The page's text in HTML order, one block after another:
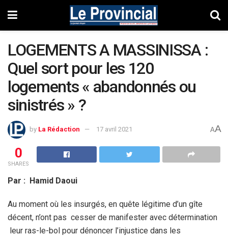
LOGEMENTS A MASSINISSA :
Quel sort pour les 120
logements « abandonnés ou
sinistrés » ?
by La Rédaction 17 avril 2021 AA
0
SHARES
Par : Hamid Daoui
Au moment où les insurgés, en quête légitime d’un gîte
décent, n’ont pas cesser de manifester avec détermination
leur ras-le-bol pour dénoncer l’injustice dans les